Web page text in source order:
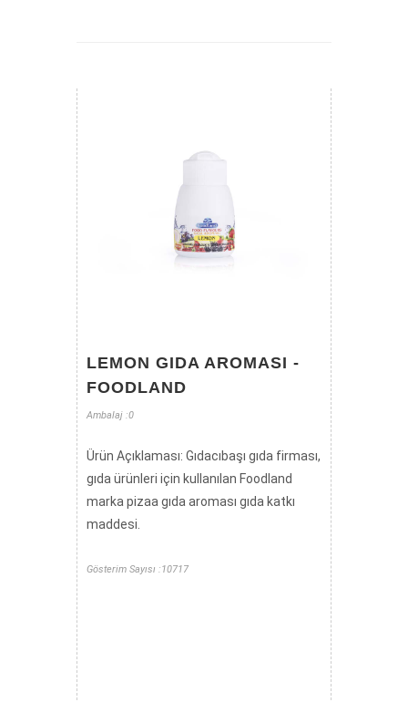
LEMON GIDA AROMASI -
FOODLAND
Ambalaj :0
Ürün Açıklaması: Gıdacıbaşı gıda firması,
gıda ürünleri için kullanılan Foodland
marka pizaa gıda aroması gıda katkı
maddesi.
Gösterim Sayısı :10717